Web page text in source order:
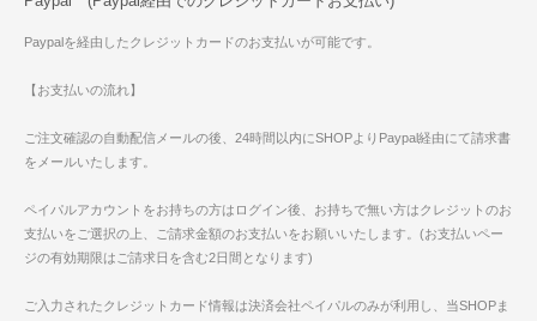
Paypalを経由したクレジットカードのお支払いが可能です。
【お支払いの流れ】
ご注文確認の自動配信メールの後、24時間以内にSHOPよりPaypal経由にて請求書
をメールいたします。
ペイパルアカウントをお持ちの方はログイン後、お持ちで無い方はクレジットのお
支払いをご選択の上、ご請求金額のお支払いをお願いいたします。(お支払いペー
ジの有効期限はご請求日を含む2日間となります)
ご入力されたクレジットカード情報は決済会社ペイパルのみが利用し、当SHOPま